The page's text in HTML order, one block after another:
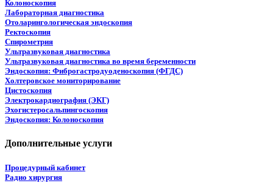
Колоноскопия
Лабораторная диагностика
Отоларингологическая эндоскопия
Ректоскопия
Спирометрия
Ультразвуковая диагностика
Ультразвуковая диагностика во время беременности
Эндоскопия: Фиброгастродуоденоскопия (ФГДС)
Холтеровское мониторирование
Цистоскопия
Электрокардиография (ЭКГ)
Эхогистеросальпингоскопия
Эндоскопия: Колоноскопия
Дополнительные услуги
Процедурный кабинет
Радио хирургия